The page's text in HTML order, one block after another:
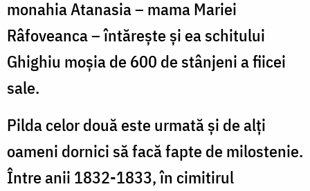
monahia Atanasia – mama Mariei
Râfoveanca – întăreşte şi ea schitului
Ghighiu moşia de 600 de stânjeni a fiicei
sale.
Pilda celor două este urmată şi de alţi
oameni dornici să facă fapte de milostenie.
Între anii 1832-1833, în cimitirul